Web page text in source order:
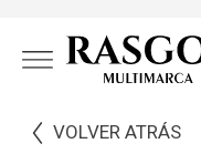
VOLVER ATRÁS